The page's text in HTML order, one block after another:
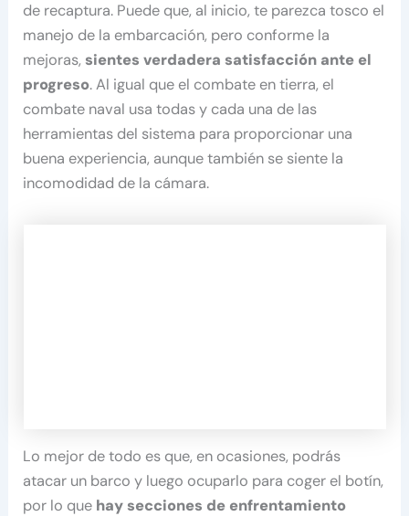
de recaptura. Puede que, al inicio, te parezca tosco el
manejo de la embarcación, pero conforme la
mejoras,sientes verdadera satisfacción ante el
progreso. Al igual que el combate en tierra, el
combate naval usa todas y cada una de las
herramientas del sistema para proporcionar una
buena experiencia, aunque también se siente la
incomodidad de la cámara.
Lo mejor de todo es que, en ocasiones, podrás
atacar un barco y luego ocuparlo para coger el botín,
por lo que hay secciones de enfrentamiento